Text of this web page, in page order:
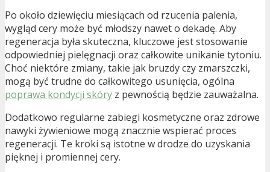
Po około dziewięciu miesiącach od rzucenia palenia,
wygląd cery może być młodszy nawet o dekadę. Aby
regeneracja była skuteczna, kluczowe jest stosowanie
odpowiedniej pielęgnacji oraz całkowite unikanie tytoniu.
Choć niektóre zmiany, takie jak bruzdy czy zmarszczki,
mogą być trudne do całkowitego usunięcia, ogólna
poprawa kondycji skóry z pewnością będzie zauważalna.
Dodatkowo regularne zabiegi kosmetyczne oraz zdrowe
nawyki żywieniowe mogą znacznie wspierać proces
regeneracji. Te kroki są istotne w drodze do uzyskania
pięknej i promiennej cery.